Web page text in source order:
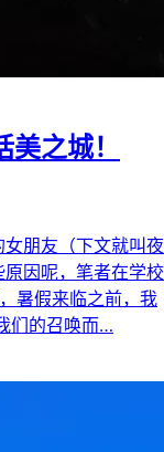
之城！
朋友（下文就叫夜
因呢，笔者在学校
暑假来临之前，我
们的召唤而…